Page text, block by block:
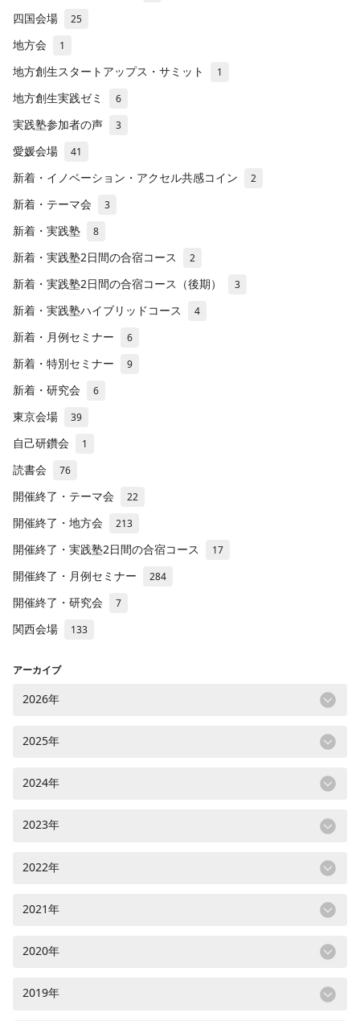
四国会場 25
地方会 1
地方創生スタートアップス・サミット 1
地方創生実践ゼミ 6
実践塾参加者の声 3
愛媛会場 41
新着・イノベーション・アクセル共感コイン 2
新着・テーマ会 3
新着・実践塾 8
新着・実践塾2日間の合宿コース 2
新着・実践塾2日間の合宿コース（後期） 3
新着・実践塾ハイブリッドコース 4
新着・月例セミナー 6
新着・特別セミナー 9
新着・研究会 6
東京会場 39
自己研鑽会 1
読書会 76
開催終了・テーマ会 22
開催終了・地方会 213
開催終了・実践塾2日間の合宿コース 17
開催終了・月例セミナー 284
開催終了・研究会 7
関西会場 133
アーカイブ
2026年
2025年
2024年
2023年
2022年
2021年
2020年
2019年